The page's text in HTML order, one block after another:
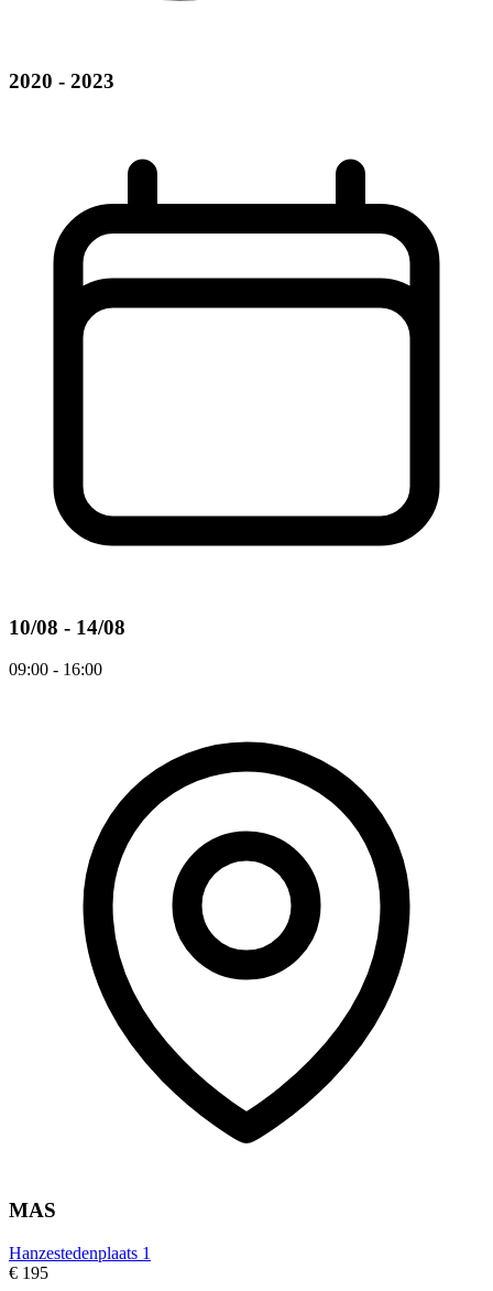
2020 - 2023
10/08 - 14/08
09:00 - 16:00
MAS
Hanzestedenplaats 1
€ 195